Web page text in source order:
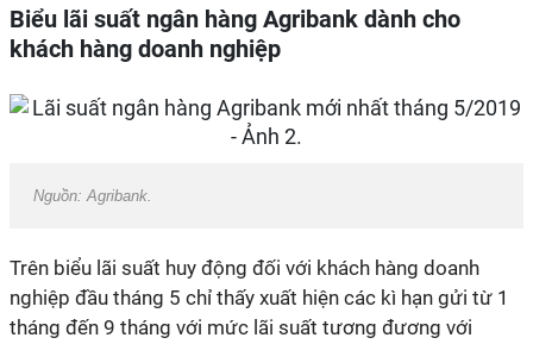
Biểu lãi suất ngân hàng Agribank dành cho
khách hàng doanh nghiệp
Nguồn: Agribank.
Trên biểu lãi suất huy động đối với khách hàng doanh
nghiệp đầu tháng 5 chỉ thấy xuất hiện các kì hạn gửi từ 1
tháng đến 9 tháng với mức lãi suất tương đương với